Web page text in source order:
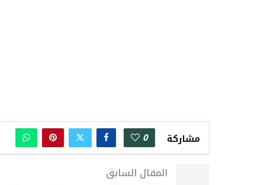
مشاركة 0
المقال السابق